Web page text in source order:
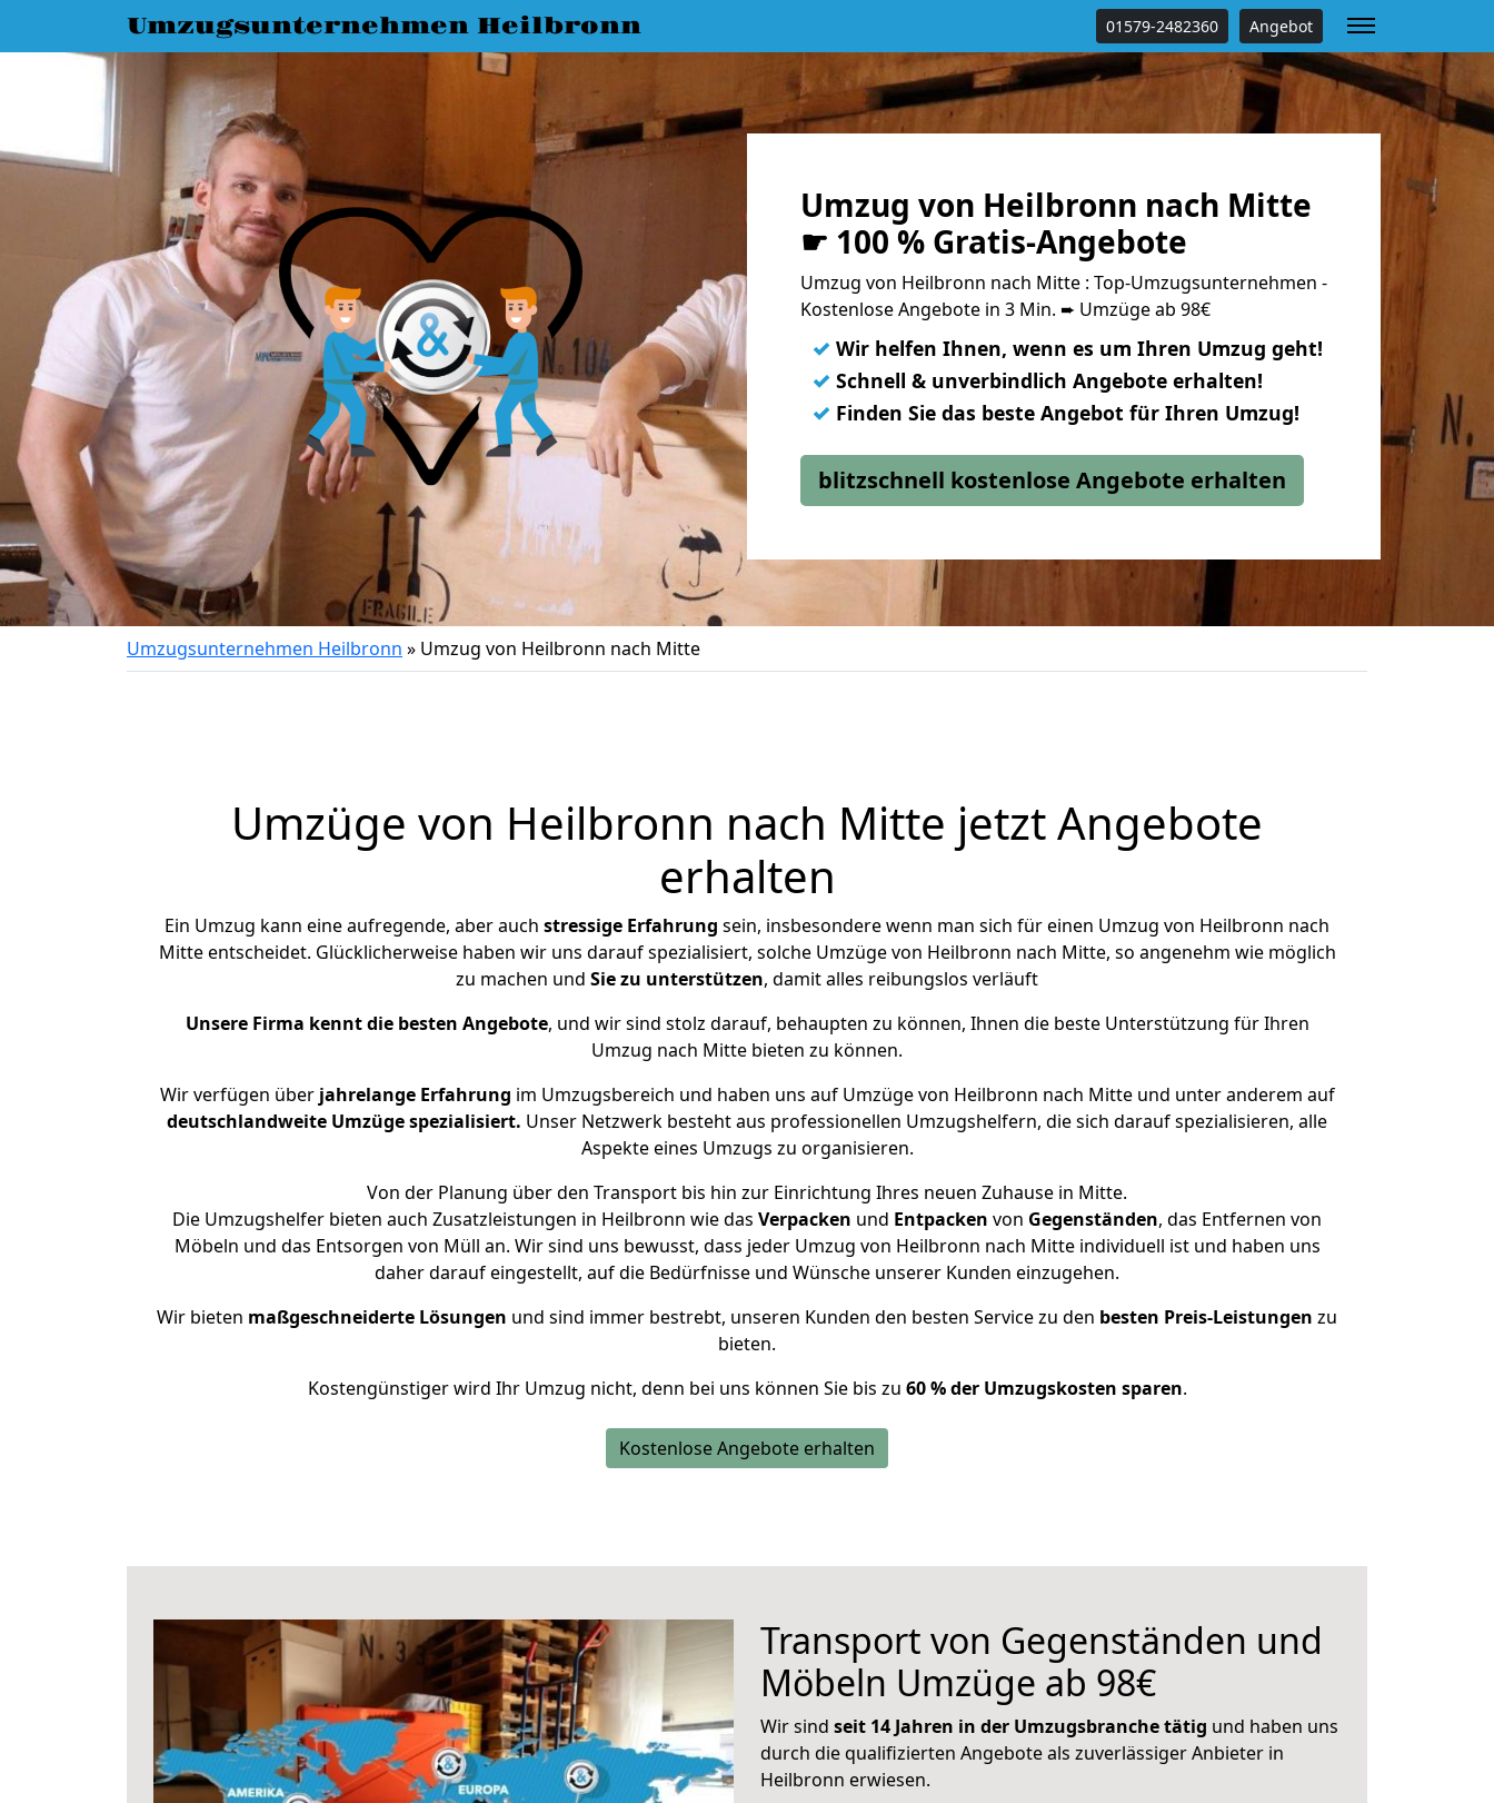
Umzugsunternehmen Heilbronn 01579-2482360 Angebot
Umzug von Heilbronn nach Mitte
☛ 100 % Gratis-Angebote
Umzug von Heilbronn nach Mitte : Top-Umzugsunternehmen -
Kostenlose Angebote in 3 Min. ➨ Umzüge ab 98€
✓ Wir helfen Ihnen, wenn es um Ihren Umzug geht!
✓ Schnell & unverbindlich Angebote erhalten!
✓ Finden Sie das beste Angebot für Ihren Umzug!
blitzschnell kostenlose Angebote erhalten
Umzugsunternehmen Heilbronn » Umzug von Heilbronn nach Mitte
Umzüge von Heilbronn nach Mitte jetzt Angebote
erhalten
Ein Umzug kann eine aufregende, aber auch stressige Erfahrung sein, insbesondere wenn man sich für einen Umzug von Heilbronn nach
Mitte entscheidet. Glücklicherweise haben wir uns darauf spezialisiert, solche Umzüge von Heilbronn nach Mitte, so angenehm wie möglich
zu machen und Sie zu unterstützen, damit alles reibungslos verläuft
Unsere Firma kennt die besten Angebote, und wir sind stolz darauf, behaupten zu können, Ihnen die beste Unterstützung für Ihren
Umzug nach Mitte bieten zu können.
Wir verfügen überjahrelange Erfahrung im Umzugsbereich und haben uns auf Umzüge von Heilbronn nach Mitte und unter anderem auf
deutschlandweite Umzüge spezialisiert. Unser Netzwerk besteht aus professionellen Umzugshelfern, die sich darauf spezialisieren, alle
Aspekte eines Umzugs zu organisieren.
Von der Planung über den Transport bis hin zur Einrichtung Ihres neuen Zuhause in Mitte.
Die Umzugshelfer bieten auch Zusatzleistungen in Heilbronn wie das Verpacken und Entpacken von Gegenständen, das Entfernen von
Möbeln und das Entsorgen von Müll an. Wir sind uns bewusst, dass jeder Umzug von Heilbronn nach Mitte individuell ist und haben uns
daher darauf eingestellt, auf die Bedürfnisse und Wünsche unserer Kunden einzugehen.
Wir bieten maßgeschneiderte Lösungen und sind immer bestrebt, unseren Kunden den besten Service zu den besten Preis-Leistungen zu
bieten.
Kostengünstiger wird Ihr Umzug nicht, denn bei uns können Sie bis zu 60 % der Umzugskosten sparen.
Kostenlose Angebote erhalten
Transport von Gegenständen und
Möbeln Umzüge ab 98€
Wir sind seit 14 Jahren in der Umzugsbranche tätig und haben uns
durch die qualifizierten Angebote als zuverlässiger Anbieter in
Heilbronn erwiesen.